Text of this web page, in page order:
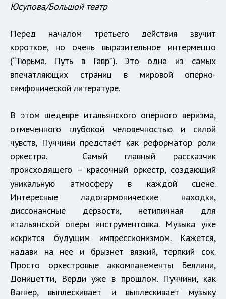
Юсупова/Большой театр
Перед началом третьего действия звучит
короткое, но очень выразительное интермеццо
(“Тюрьма. Путь в Гавр”). Это одна из самых
впечатляющих страниц в мировой оперно-
симфонической литературе.
В этом шедевре итальянского оперного веризма,
отмеченного глубокой человечностью и силой
чувств, Пуччини предстаёт как реформатор роли
оркестра. Самый главный рассказчик
происходящего – красочный оркестр, создающий
уникальную атмосферу в каждой сцене.
Интересные ладогармонические находки,
диссонансные дерзости, нетипичная для
итальянской оперы инструментовка. Музыка уже
искрится будущим импрессионизмом. Кажется,
надави на нее и брызнет вязкий, терпкий сок.
Просто оркестровые аккомпанементы Беллини,
Доницетти, Верди уже в прошлом. Пуччини, как
Вагнер, выплескивает и выплескивает музыку